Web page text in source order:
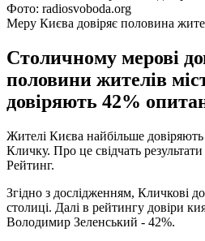
Фото: radiosvoboda.org
Меру Києва довіряє половина
Столичному мерові
половини жителів
довіряють 42%
Жителі Києва найбільше довіряють
Кличку. Про це свідчать результати
Рейтинг.
Згідно з дослідженням, Кличкові
столиці. Далі в рейтингу довіри
Володимир Зеленський - 42%.